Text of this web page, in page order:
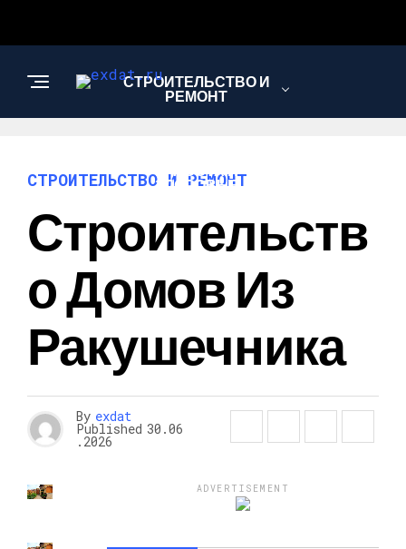
СТРОИТЕЛЬСТВО И
РЕМОНТ
КРАСОТА И
ЗДОРОВЬЕ
СТРОИТЕЛЬСТВО И РЕМОНТ
Строительств
О Домов Из
Ракушечника
By exdat
Published 30.06
.2026
ADVERTISEMENT